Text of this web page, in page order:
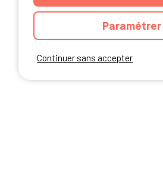
Continuer sans accepter
Paramétrer